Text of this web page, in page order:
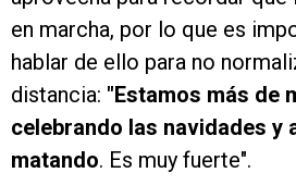
en marcha, por lo que es
hablar de ello para no
distancia: "Estamos más de
celebrando las navidades y
matando. Es muy fuerte".